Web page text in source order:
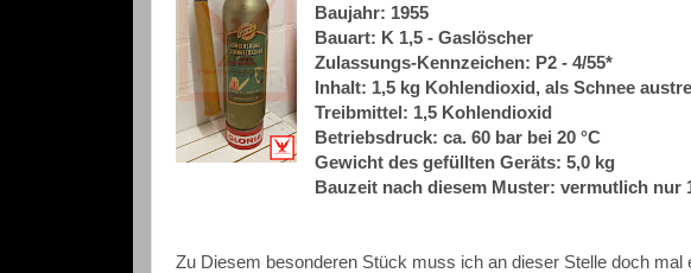
Baujahr: 1955
Bauart: K 1,5 - Gaslöscher
Zulassungs-Kennzeichen: P2 - 4/55*
Inhalt: 1,5 kg Kohlendioxid, als Schnee
Treibmittel: 1,5 Kohlendioxid
Betriebsdruck: ca. 60 bar bei 20 °C
Gewicht des gefüllten Geräts: 5,0 kg
Bauzeit nach diesem Muster: vermutlich nur
Zu Diesem besonderen Stück muss ich an dieser Stelle doch mal